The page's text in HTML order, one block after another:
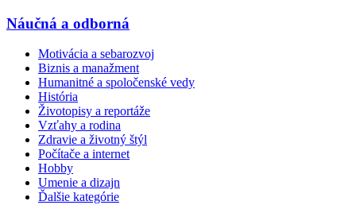
Náučná a odborná
Motivácia a sebarozvoj
Biznis a manažment
Humanitné a spoločenské vedy
História
Životopisy a reportáže
Vzťahy a rodina
Zdravie a životný štýl
Počítače a internet
Hobby
Umenie a dizajn
Ďalšie kategórie